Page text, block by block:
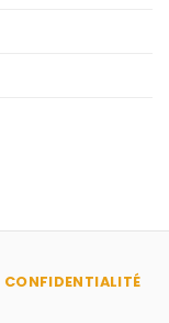
CONFIDENTIALITÉ